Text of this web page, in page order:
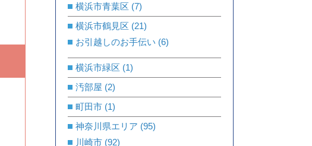
横浜市青葉区 (7)
横浜市鶴見区 (21)
お引越しのお手伝い (6)
横浜市緑区 (1)
汚部屋 (2)
町田市 (1)
神奈川県エリア (95)
川崎市 (92)